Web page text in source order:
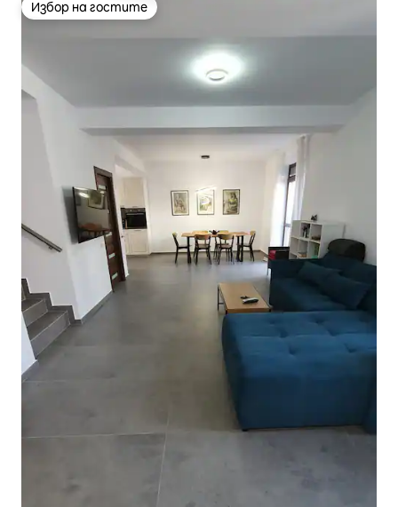
Избор на гостите
Избор на гостите